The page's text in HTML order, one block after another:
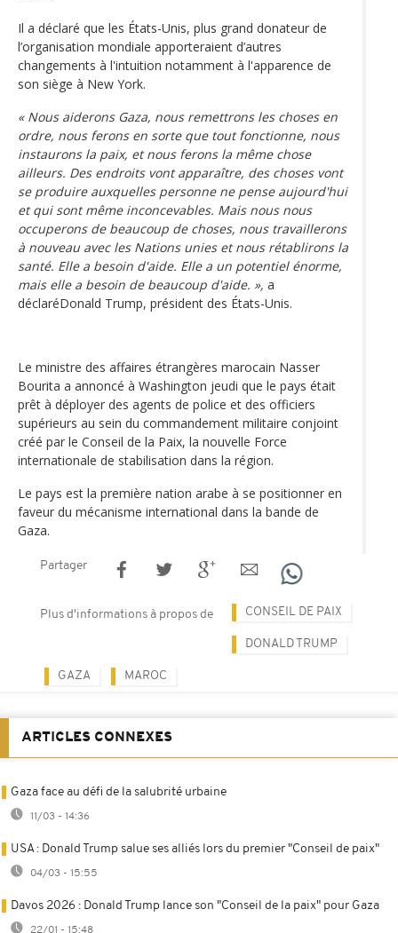
Il a déclaré que les États-Unis, plus grand donateur de
l’organisation mondiale apporteraient d’autres
changements à l'intuition notamment à l'apparence de
son siège à New York.
« Nous aiderons Gaza, nous remettrons les choses en
ordre, nous ferons en sorte que tout fonctionne, nous
instaurons la paix, et nous ferons la même chose
ailleurs. Des endroits vont apparaître, des choses vont
se produire auxquelles personne ne pense aujourd'hui
et qui sont même inconcevables. Mais nous nous
occuperons de beaucoup de choses, nous travaillerons
à nouveau avec les Nations unies et nous rétablirons la
santé. Elle a besoin d'aide. Elle a un potentiel énorme,
mais elle a besoin de beaucoup d'aide. », a
déclaréDonald Trump, président des États-Unis.
Le ministre des affaires étrangères marocain Nasser
Bourita a annoncé à Washington jeudi que le pays était
prêt à déployer des agents de police et des officiers
supérieurs au sein du commandement militaire conjoint
créé par le Conseil de la Paix, la nouvelle Force
internationale de stabilisation dans la région.
Le pays est la première nation arabe à se positionner en
faveur du mécanisme international dans la bande de
Gaza.
Partager
Plus d'informations à propos de CONSEIL DE PAIX
DONALD TRUMP
GAZA MAROC
ARTICLES CONNEXES
Gaza face au défi de la salubrité urbaine
11/03 - 14:36
USA : Donald Trump salue ses alliés lors du premier "Conseil de paix"
04/03 - 15:55
Davos 2026 : Donald Trump lance son "Conseil de la paix" pour Gaza
22/01 - 15:48